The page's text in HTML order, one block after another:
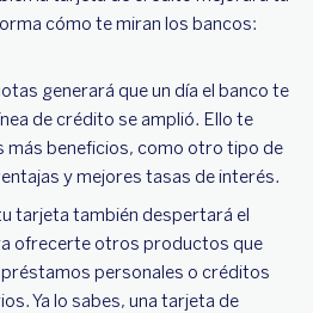
cómo te miran los bancos:
generará que un día el banco te
de crédito se amplió. Ello te
más beneficios, como otro tipo de
y mejores tasas de interés.
tarjeta también despertará el
ofrecerte otros productos que
personales o créditos
Ya lo sabes, una tarjeta de